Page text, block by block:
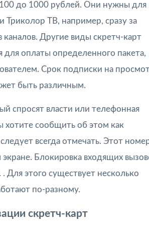
до 1000 рублей. Они нужны для
Триколор ТВ, например, сразу за
каналов. Другие виды скретч-карт
для оплаты определенного пакета,
Срок подписки на
быть различным.
спросят власти или телефонная
хотите сообщить об этом как
всегда отмечать. Этот
экране. Блокировка входящих
Для этого существует несколько
по-разному.
скретч-карт